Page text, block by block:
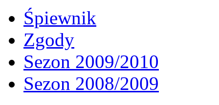
Śpiewnik
Zgody
Sezon 2009/2010
Sezon 2008/2009